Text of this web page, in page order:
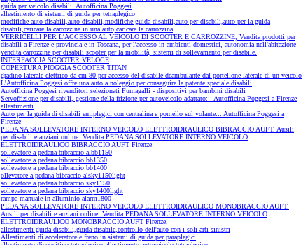
guida per veicolo disabili. Autofficina Poggesi
allestimento di sistemi di guida per tetraplegico
modifiche auto disabili,auto disabili,modifiche guida disabili,auto per disabili,auto per la guida
disabili,caricare la carrozzina in una auto,caricare la carrozzina
VERRICELLI PER L'ACCESSO AL VEICOLO DI SCOOTER E CARROZZINE, Vendita prodotti per
disabili a Firenze e provincia e in Toscana, per l'accesso in ambienti domestici, autonomia nell'abitazione
vendita carrozzine per disabili scooter per la mobilità, sistemi di sollevamento per disabile.
INTERFACCIA SCOOTER VELOCE
COPERTURA PIOGGIA SCOOTER TITAN
gradino laterale elettrico da cm 80 per accesso del disabile deambulante dal portellone laterale di un veicolo
L'Autofficina Poggesi offre una auto a noleggio per conseguire la patente speciale disabili
Autofficina Poggesi rivenditori selezionati Fumagalli - dispositivi per bambini disabili
Servofrizione per disabili, gestione della frizione per autoveicolo adattato::: Autofficina Poggesi a Firenze
allestimenti
Auto per la guida di disabili emiplegici con centralina e pomello sul volante::: Autofficina Poggesi a
Firenze
PEDANA SOLLEVATORE INTERNO VEICOLO ELETTROIDRAULICO BIBRACCIO AUFT. Ausili
per disabili e anziani online. Vendita PEDANA SOLLEVATORE INTERNO VEICOLO
ELETTROIDRAULICO BIBRACCIO AUFT Firenze
sollevatore a pedana bibraccio albb1150
sollevatore a pedana bibraccio bb1350
sollevatore a pedana bibraccio bb1400
ollevatore a pedana bibraccio alsky1150light
sollevatore a pedana bibraccio sky1150
sollevatore a pedana bibraccio sky1400light
rampa manuale in alluminio alarm1800
PEDANA SOLLEVATORE INTERNO VEICOLO ELETTROIDRAULICO MONOBRACCIO AUFT.
Ausili per disabili e anziani online. Vendita PEDANA SOLLEVATORE INTERNO VEICOLO
ELETTROIDRAULICO MONOBRACCIO AUFT Firenze.
allestimenti guida disabili,guida disabile,controllo dell'auto con i soli arti sinistri
Allestimenti di acceleratore e freno in sistemi di guida per paraplegici